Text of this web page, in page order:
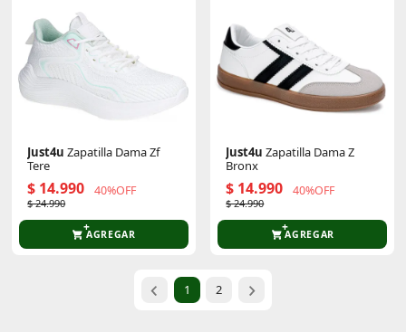
Just4u Zapatilla Dama Zf
Tere
$ 14.990 40%OFF
$ 24.990
AGREGAR
Just4u Zapatilla Dama Z
Bronx
$ 14.990 40%OFF
$ 24.990
AGREGAR
1 2